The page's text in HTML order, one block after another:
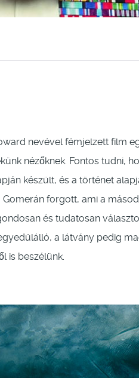
nevével fémjelzett film
nézőknek. Fontos tudni,
készült, és a történet
Gomerán forgott, ami a
és tudatosan
a látvány pedig
is beszélünk.